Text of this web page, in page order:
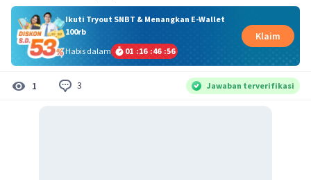
Ikuti Tryout SNBT & Menangkan E-Wallet
100rb
Habis dalam
01 :16 :46 :55
Klaim
1 3 Jawaban terverifikasi